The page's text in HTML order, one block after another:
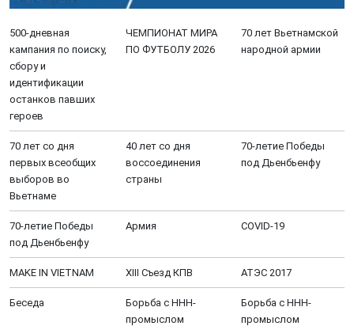
500-дневная
кампания по поиску,
сбору и
идентификации
останков павших
героев
ЧЕМПИОНАТ МИРА
ПО ФУТБОЛУ 2026
70 лет Вьетнамской
народной армии
70 лет со дня
первых всеобщих
выборов во
Вьетнаме
40 лет со дня
воссоединения
страны
70-летие Победы
под Дьенбьенфу
70-летие Победы
под Дьенбьенфу
Aрмия COVID-19
MAKE IN VIETNAM XIII Cъезд КПВ АТЭС 2017
Беседа
Борьба с ННН-
промыслом
Борьба с ННН-
промыслом